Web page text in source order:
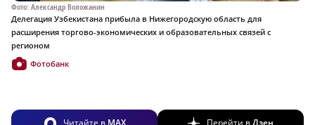
Фото: Александр Воложанин
Делегация Узбекистана прибыла в Нижегородскую область для
расширения торгово-экономических и образовательных связей с
регионом
Фотобанк
Читайте в MAX Перейти вДзен